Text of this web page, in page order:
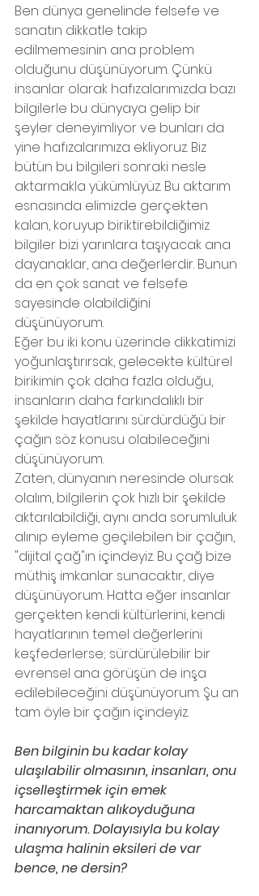
Ben dünya genelinde felsefe ve
sanatın dikkatle takip
edilmemesinin ana problem
olduğunu düşünüyorum. Çünkü
insanlar olarak hafızalarımızda bazı
bilgilerle bu dünyaya gelip bir
şeyler deneyimliyor ve bunları da
yine hafızalarımıza ekliyoruz. Biz
bütün bu bilgileri sonraki nesle
aktarmakla yükümlüyüz. Bu aktarım
esnasında elimizde gerçekten
kalan, koruyup biriktirebildiğimiz
bilgiler bizi yarınlara taşıyacak ana
dayanaklar, ana değerlerdir. Bunun
da en çok sanat ve felsefe
sayesinde olabildiğini
düşünüyorum.
Eğer bu iki konu üzerinde dikkatimizi
yoğunlaştırırsak, gelecekte kültürel
birikimin çok daha fazla olduğu,
insanların daha farkındalıklı bir
şekilde hayatlarını sürdürdüğü bir
çağın söz konusu olabileceğini
düşünüyorum.
Zaten, dünyanın neresinde olursak
olalım, bilgilerin çok hızlı bir şekilde
aktarılabildiği, aynı anda sorumluluk
alınıp eyleme geçilebilen bir çağın,
"dijital çağ"ın içindeyiz. Bu çağ bize
müthiş imkanlar sunacaktır, diye
düşünüyorum. Hatta eğer insanlar
gerçekten kendi kültürlerini, kendi
hayatlarının temel değerlerini
keşfederlerse; sürdürülebilir bir
evrensel ana görüşün de inşa
edilebileceğini düşünüyorum. Şu an
tam öyle bir çağın içindeyiz.
Ben bilginin bu kadar kolay
ulaşılabilir olmasının, insanları, onu
içselleştirmek için emek
harcamaktan alıkoyduğuna
inanıyorum. Dolayısıyla bu kolay
ulaşma halinin eksileri de var
bence, ne dersin?